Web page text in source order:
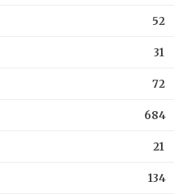
52
31
72
684
21
134